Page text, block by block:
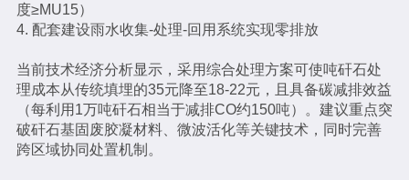
度≥MU15）
4. 配套建设雨水收集-处理-回用系统实现零排放
当前技术经济分析显示，采用综合处理方案可使吨矸石处
理成本从传统填埋的35元降至18-22元，且具备碳减排效益
（每利用1万吨矸石相当于减排CO约150吨）。建议重点突
破矸石基固废胶凝材料、微波活化等关键技术，同时完善
跨区域协同处置机制。